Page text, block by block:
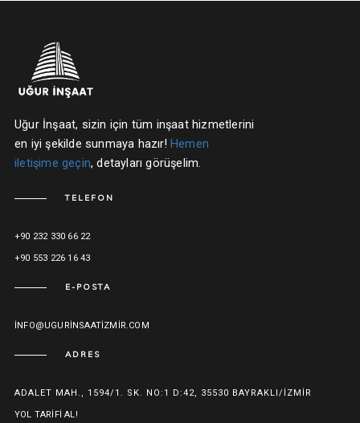
Uğur İnşaat, sizin için tüm inşaat hizmetlerini
en iyi şekilde sunmaya hazır! Hemen
iletişime geçin, detayları görüşelim.
TELEFON
+90 232 330 66 22
+90 553 226 16 43
E-POSTA
INFO@UGURINSAATIZMIR.COM
ADRES
ADALET MAH., 1594/1. SK. NO:1 D:42, 35530 BAYRAKLI/İZMIR
YOL TARIFI AL!